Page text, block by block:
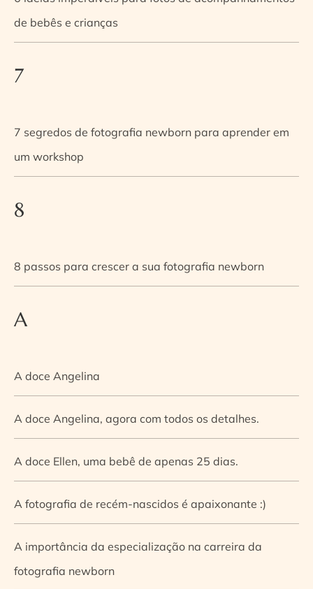
de bebês e crianças
7
7 segredos de fotografia newborn para aprender em
um workshop
8
8 passos para crescer a sua fotografia newborn
A
A doce Angelina
A doce Angelina, agora com todos os detalhes.
A doce Ellen, uma bebê de apenas 25 dias.
A fotografia de recém-nascidos é apaixonante :)
A importância da especialização na carreira da
fotografia newborn